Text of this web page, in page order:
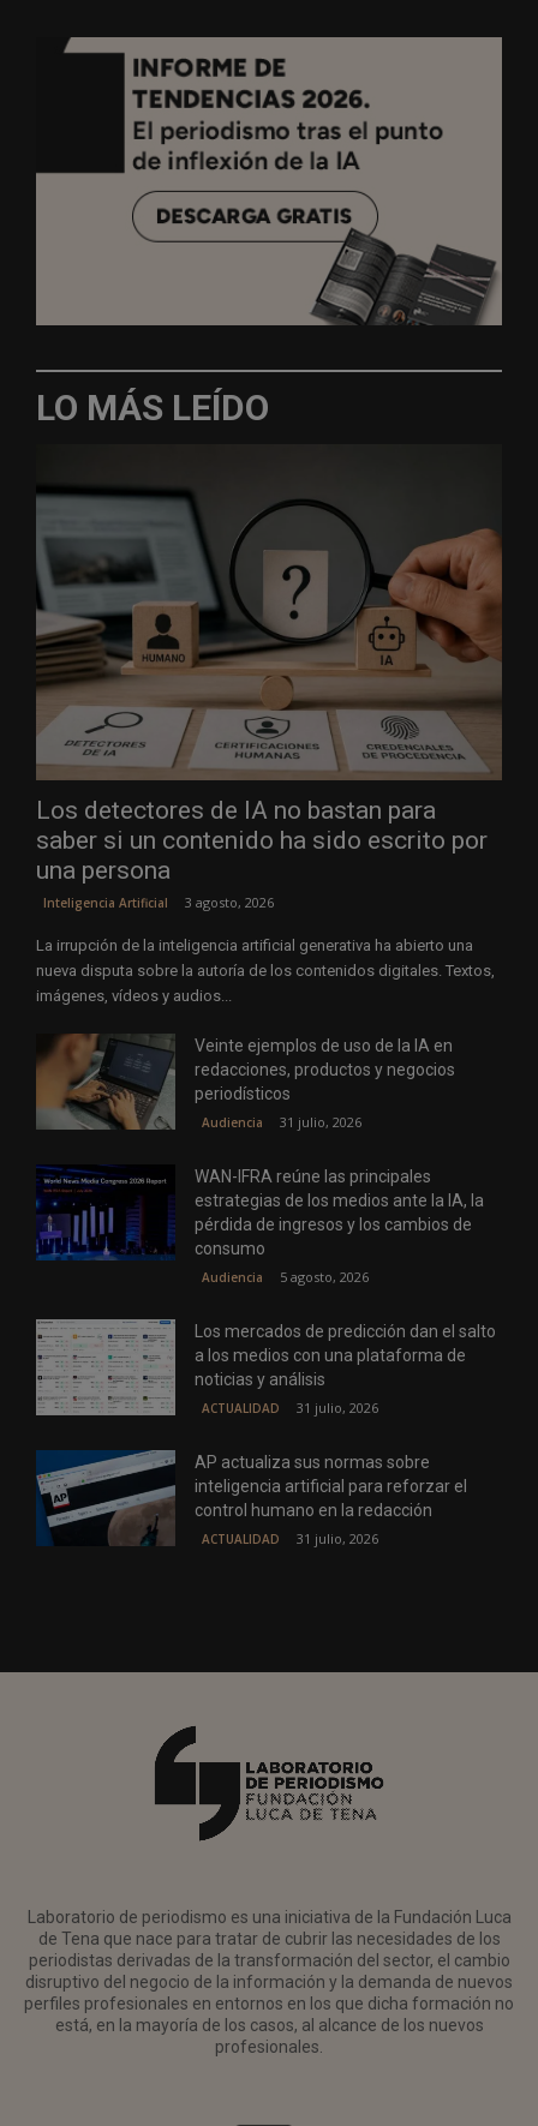
LO MÁS LEÍDO
Los detectores de IA no bastan para
saber si un contenido ha sido escrito por
una persona
Inteligencia Artificial 3 agosto, 2026
La irrupción de la inteligencia artificial generativa ha abierto una
nueva disputa sobre la autoría de los contenidos digitales. Textos,
imágenes, vídeos y audios...
Veinte ejemplos de uso de la IA en
redacciones, productos y negocios
periodísticos
Audiencia 31 julio, 2026
WAN-IFRA reúne las principales
estrategias de los medios ante la IA, la
pérdida de ingresos y los cambios de
consumo
Audiencia 5 agosto, 2026
Los mercados de predicción dan el salto
a los medios con una plataforma de
noticias y análisis
ACTUALIDAD 31 julio, 2026
AP actualiza sus normas sobre
inteligencia artificial para reforzar el
control humano en la redacción
ACTUALIDAD 31 julio, 2026
Laboratorio de periodismo es una iniciativa de la Fundación Luca
de Tena que nace para tratar de cubrir las necesidades de los
periodistas derivadas de la transformación del sector, el cambio
disruptivo del negocio de la información y la demanda de nuevos
perfiles profesionales en entornos en los que dicha formación no
está, en la mayoría de los casos, al alcance de los nuevos
profesionales.